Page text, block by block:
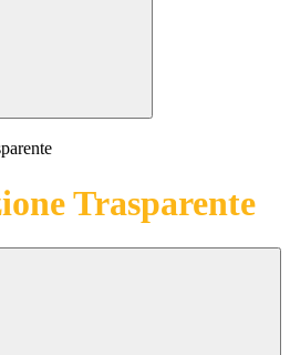
Trasparente